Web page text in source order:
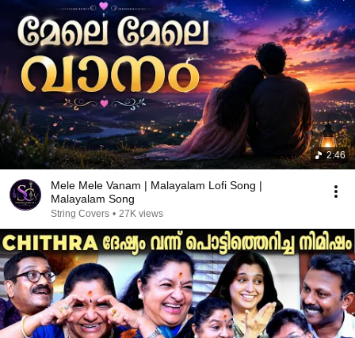
2:46
Mele Mele Vanam | Malayalam Lofi Song |
Malayalam Song
String Covers • 27K views